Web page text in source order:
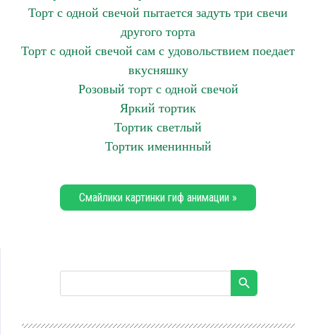
Торт с одной свечой пытается задуть три свечи
другого торта
Торт с одной свечой сам с удовольствием поедает
вкусняшку
Розовый торт с одной свечой
Яркий тортик
Тортик светлый
Тортик именинный
Смайлики картинки гиф анимации »